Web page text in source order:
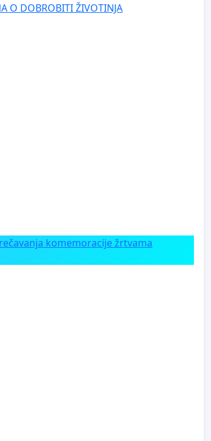
O DOBROBITI ŽIVOTINJA
komemoracije žrtvama